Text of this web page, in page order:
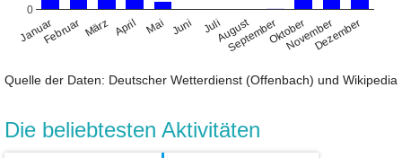
JanuarFebruar März April Mai Juni JuliAugust
SeptemberOktober
NovemberDezember
0
Quelle der Daten: Deutscher Wetterdienst (Offenbach) und Wikipedia
Die beliebtesten Aktivitäten